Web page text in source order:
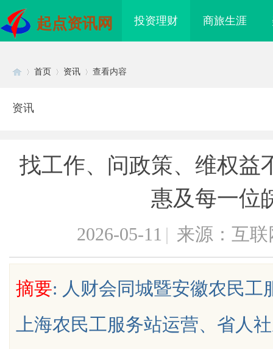
起点资讯网 投资理财 商旅生涯
首页 资讯 查看内容
资讯
找工作、问政策、维权益
惠及每一位
2026-05-11 | 来源：互联
摘要: 人财会同城暨安徽农民工
上海农民工服务站运营、省人
识产权登记扫清 公司离不开版权律师